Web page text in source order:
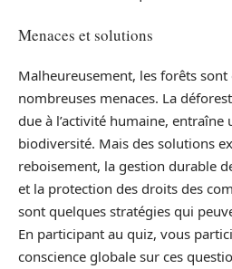
Menaces et solutions
Malheureusement, les forêts
nombreuses menaces. La
due à l’activité humaine,
biodiversité. Mais des solutions
reboisement, la gestion durable
et la protection des droits des
sont quelques stratégies qui
En participant au quiz, vous
conscience globale sur ces